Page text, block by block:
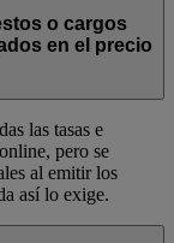
o cargos
en el precio
las tasas e
pero se
al emitir los
así lo exige.